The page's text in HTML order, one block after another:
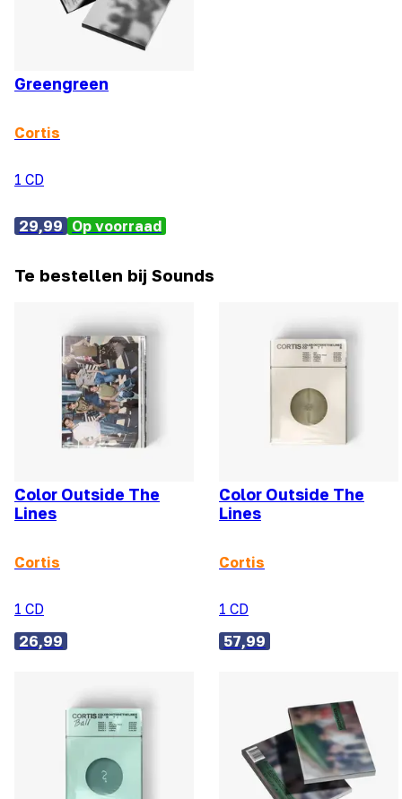
Greengreen
Cortis
1 CD
29,99 Op voorraad
Te bestellen bij Sounds
Color Outside The
Lines
Cortis
1 CD
26,99
Color Outside The
Lines
Cortis
1 CD
57,99